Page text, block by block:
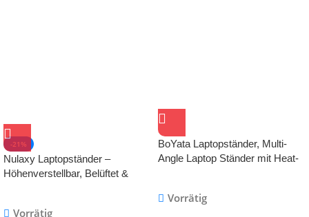
-21%
Nulaxy Laptopständer –
Höhenverstellbar, Belüftet &
Vorrätig
BoYata Laptopständer, Multi-
Angle Laptop Ständer mit Heat-
einschliesslich MacBook Pro/Air,
Vorrätig